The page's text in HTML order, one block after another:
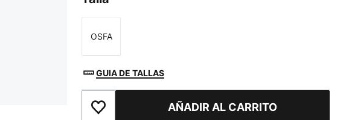
Talla
OSFA
GUIA DE TALLAS
Añadir a la lista de deseosAÑADIR AL CARRITO